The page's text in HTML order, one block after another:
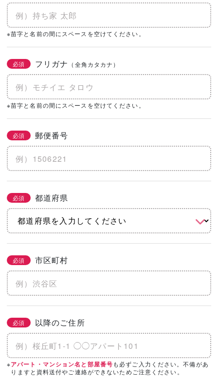
※苗字と名前の間にスペースを空けてください。
必須 フリガナ （全角カタカナ）
※苗字と名前の間にスペースを空けてください。
必須 郵便番号
必須 都道府県
必須 市区町村
必須 以降のご住所
※アパート・マンション名と部屋番号も必ずご入力ください。不備があ
りますと資料送付やご連絡ができないためご注意ください。